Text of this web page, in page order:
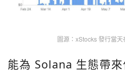
圖源：xStocks 發行當
能為 Solana 生態帶來